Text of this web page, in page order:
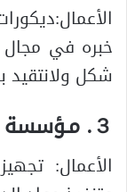
خبره في
شكل ولانتقيد
３. مـؤسسة الظــهـــــــار التجارية
الأعمال: